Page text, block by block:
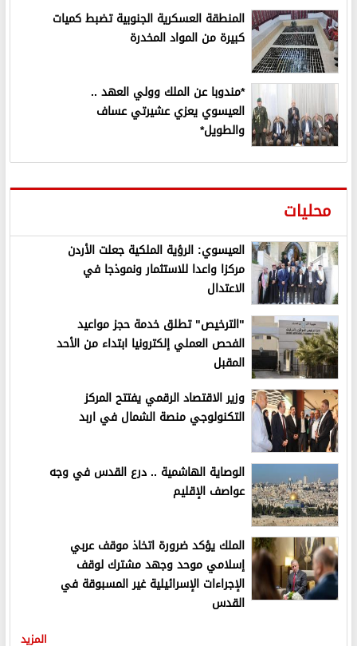
المنطقة العسكرية الجنوبية تضبط كميات
كبيرة من المواد المخدرة
*مندوبا عن الملك وولي العهد ..
العيسوي يعزي عشيرتي عساف
والطويل*
محليات
العيسوي: الرؤية الملكية جعلت الأردن
مركزا واعدا للاستثمار ونموذجا في
الاعتدال
"الترخيص" تطلق خدمة حجز مواعيد
الفحص العملي إلكترونيا ابتداء من الأحد
المقبل
وزير الاقتصاد الرقمي يفتتح المركز
التكنولوجي منصة الشمال في اربد
الوصاية الهاشمية .. درع القدس في وجه
عواصف الإقليم
الملك يؤكد ضرورة اتخاذ موقف عربي
إسلامي موحد وجهد مشترك لوقف
الإجراءات الإسرائيلية غير المسبوقة في
القدس
المزيد